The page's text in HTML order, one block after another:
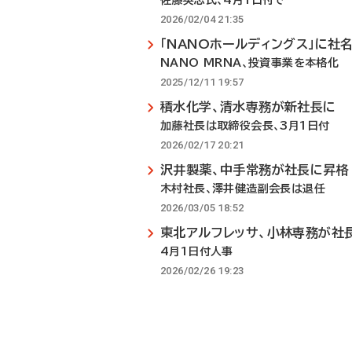
2026/02/04 21:35
「NANOホールディングス」に社
NANO MRNA、投資事業を本格化
2025/12/11 19:57
積水化学、清水専務が新社長に
加藤社長は取締役会長、3月1日付
2026/02/17 20:21
沢井製薬、中手常務が社長に昇格
木村社長、澤井健造副会長は退任
2026/03/05 18:52
東北アルフレッサ、小林専務が社
4月1日付人事
2026/02/26 19:23